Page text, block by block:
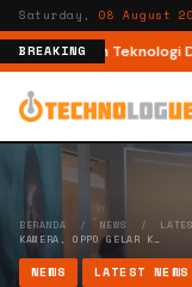
Saturday,08 August
BREAKING
dengan Teknologi
BERANDA / NEWS /
KAMERA, OPPO GELAR K…
NEWS LATEST NEWS